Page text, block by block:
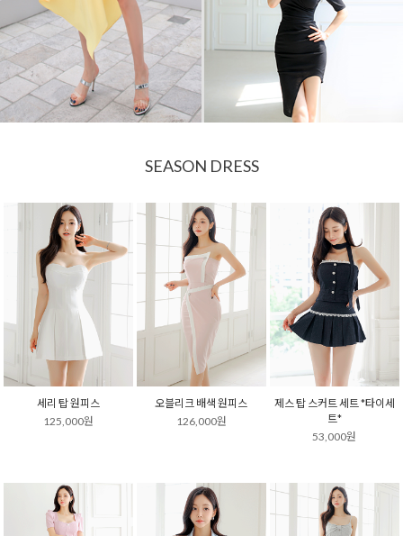
SEASON DRESS
세리 탑 원피스
125,000원
오블리크 배색 원피스
126,000원
제스 탑 스커트 세트 *타이세
트*
53,000원